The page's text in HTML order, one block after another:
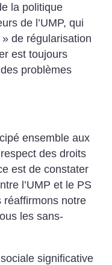
la politique
de l’UMP, qui
» de régularisation
est toujours
problèmes
ensemble aux
des droits
est de constater
l’UMP et le PS
réaffirmons notre
les sans-
significative